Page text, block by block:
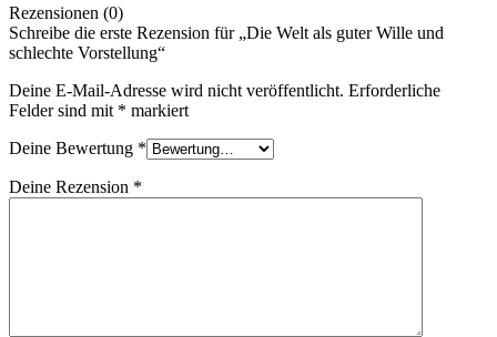
Rezensionen (0)
Schreibe die erste Rezension für „Die Welt als guter Wille und
schlechte Vorstellung“
Deine E-Mail-Adresse wird nicht veröffentlicht. Erforderliche
Felder sind mit * markiert
Deine Bewertung *
Deine Rezension *